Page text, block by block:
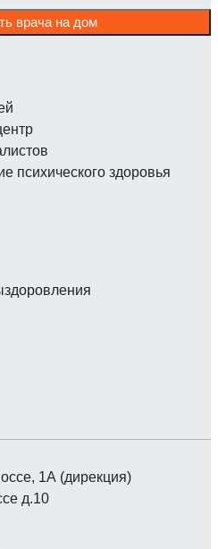
врача на дом
1А (дирекция)
д.10
психического здоровья